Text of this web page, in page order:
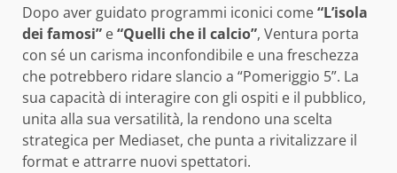
Dopo aver guidato programmi iconici come“L’isola
dei famosi” e“Quelli che il calcio”, Ventura porta
con sé un carisma inconfondibile e una freschezza
che potrebbero ridare slancio a “Pomeriggio 5”. La
sua capacità di interagire con gli ospiti e il pubblico,
unita alla sua versatilità, la rendono una scelta
strategica per Mediaset, che punta a rivitalizzare il
format e attrarre nuovi spettatori.